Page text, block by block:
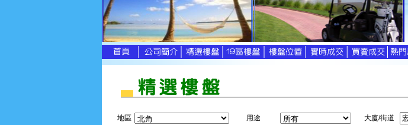
地區 用途 大廈/街道